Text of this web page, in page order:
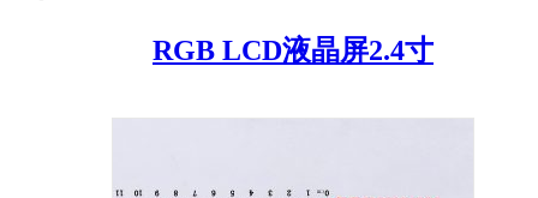
RGB LCD液晶屏2.4寸